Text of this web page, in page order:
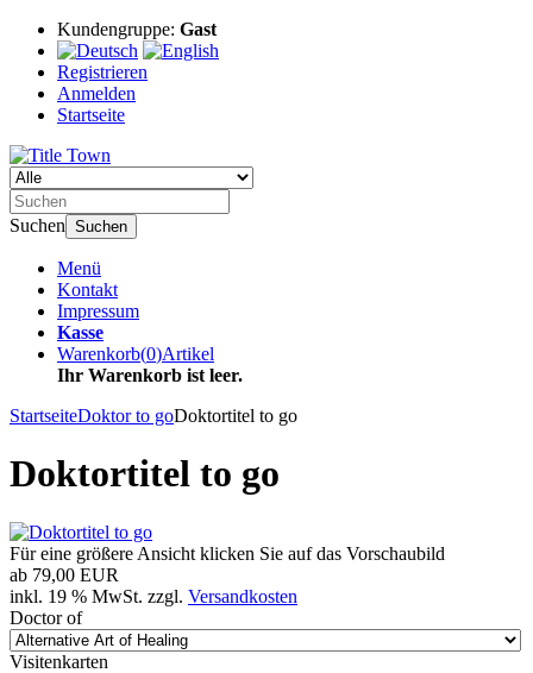
Kundengruppe: Gast
Registrieren
Anmelden
Startseite
Suchen Suchen
Menü
Kontakt
Impressum
Kasse
Warenkorb(0)Artikel
Ihr Warenkorb ist leer.
StartseiteDoktor to goDoktortitel to go
Doktortitel to go
Für eine größere Ansicht klicken Sie auf das Vorschaubild
ab 79,00 EUR
inkl. 19 % MwSt. zzgl. Versandkosten
Doctor of
Visitenkarten